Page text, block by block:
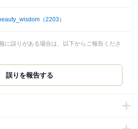
（2203）
に誤りがある場合は、以下からご報告くださ
誤りを報告する